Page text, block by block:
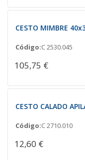
CESTO MIMBRE
Código:C 2530.045
105,75 €
CESTO CALADO
Código:C 2710.010
12,60 €